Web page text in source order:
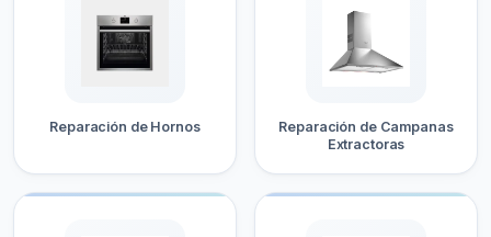
Reparación de Hornos
Reparación de Campanas
Extractoras